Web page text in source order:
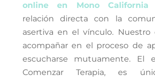
online en Mono California
relación directa con la
asertiva en el vínculo. Nuestro
acompañar en el proceso de
escucharse mutuamente. El
Comenzar Terapia, es